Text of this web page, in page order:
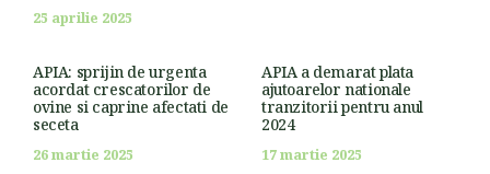
25 aprilie 2025
APIA: sprijin de urgenta
acordat crescatorilor de
ovine si caprine afectati de
seceta
26 martie 2025
APIA a demarat plata
ajutoarelor nationale
tranzitorii pentru anul
2024
17 martie 2025